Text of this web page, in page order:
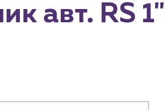
авт. RS